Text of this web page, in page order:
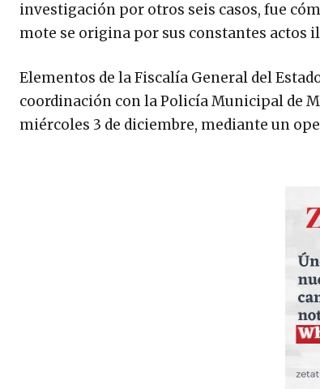
investigación por otros seis casos, fue
mote se origina por sus constantes actos
Elementos de la Fiscalía General del
coordinación con la Policía Municipal de
miércoles 3 de diciembre, mediante un